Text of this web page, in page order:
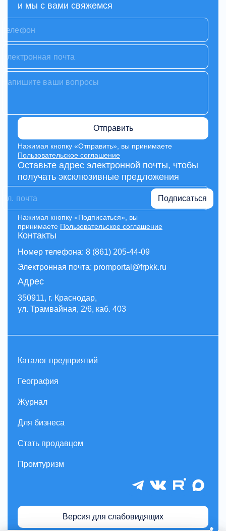
Контакты
Номер телефона: 8 (861) 205-44-09
Электронная почта: promportal@frpkk.ru
Адрес
350911, г. Краснодар,
ул. Трамвайная, 2/6, каб. 403
и мы с вами свяжемся
Отправить
Нажимая кнопку «Отправить», вы принимаете
Пользовательское соглашение
Оставьте адрес электронной почты, чтобы
получать эксклюзивные предложения
Подписаться
Нажимая кнопку «Подписаться», вы
принимаете Пользовательское соглашение
Каталог предприятий
География
Журнал
Для бизнеса
Стать продавцом
Промтуризм
Версия для слабовидящих